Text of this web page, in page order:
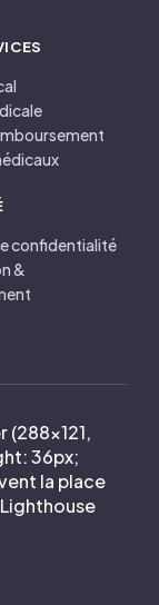
confidentialité
&
36px;
la place